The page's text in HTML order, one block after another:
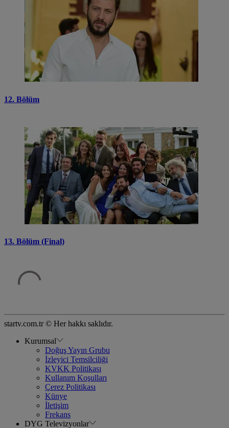
12. Bölüm
13. Bölüm (Final)
startv.com.tr © Her hakkı saklıdır.
Kurumsal
Doğuş Yayın Grubu
İzleyici Temsilciliği
KVKK Politikası
Kullanım Koşulları
Çerez Politikası
Künye
İletişim
Frekans
DYG Televizyonlar